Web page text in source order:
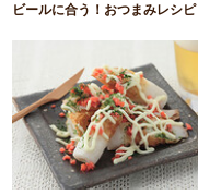
ビールに合う！おつまみレシピ